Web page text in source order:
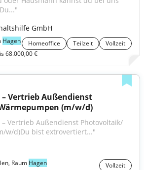
GmbH
Hagen Homeoffice Teilzeit
Vollzeit
68.000,00 €
– Vertrieb Außendienst
(m/w/d)
– Vertrieb Außendienst Photovoltaik/
w/d)Du bist extrovertiert..."
Raum Hagen Vollzeit